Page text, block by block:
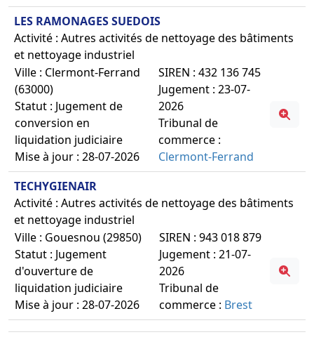
LES RAMONAGES SUEDOIS
Activité : Autres activités de nettoyage des bâtiments
et nettoyage industriel
Ville : Clermont-Ferrand
(63000)
Statut : Jugement de
conversion en
liquidation judiciaire
Mise à jour : 28-07-2026
SIREN : 432 136 745
Jugement : 23-07-
2026
Tribunal de
commerce :
Clermont-Ferrand
TECHYGIENAIR
Activité : Autres activités de nettoyage des bâtiments
et nettoyage industriel
Ville : Gouesnou (29850)
Statut : Jugement
d'ouverture de
liquidation judiciaire
Mise à jour : 28-07-2026
SIREN : 943 018 879
Jugement : 21-07-
2026
Tribunal de
commerce : Brest